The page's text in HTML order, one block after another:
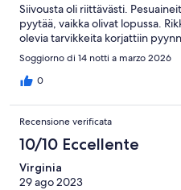
Siivousta oli riittävästi.
pyytää, vaikka olivat lopussa.
olevia tarvikkeita korjattiin
Soggiorno di 14 notti a marzo 2026
0
Recensione verificata
10/10 Eccellente
Virginia
29 ago 2023